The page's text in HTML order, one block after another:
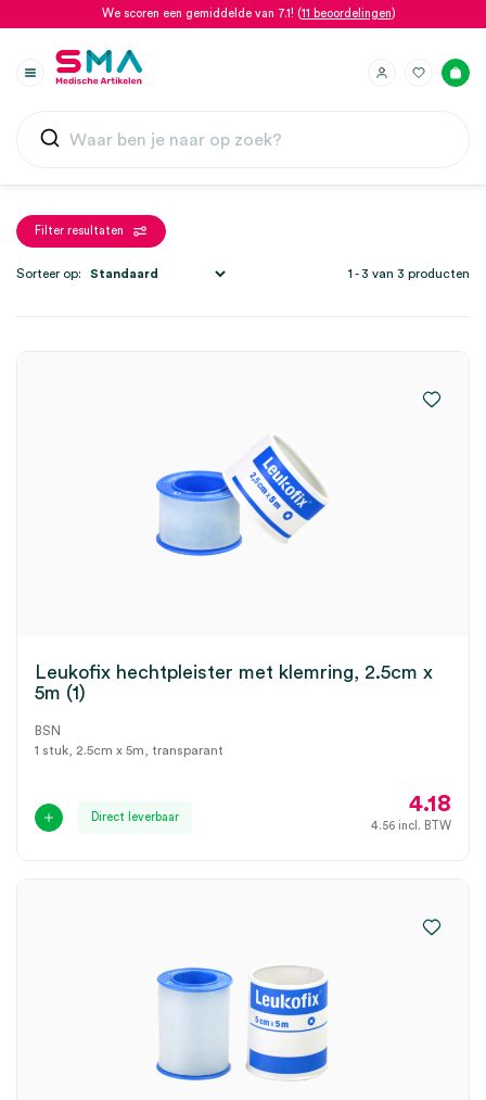
We scoren een gemiddelde van 7.1! (11 beoordelingen)
Filter resultaten
1 - 3 van 3 producten
Sorteer op:
Leukofix hechtpleister met klemring, 2.5cm x
5m (1)
BSN
1 stuk, 2.5cm x 5m, transparant
Direct leverbaar
4.18
4.56 incl. BTW